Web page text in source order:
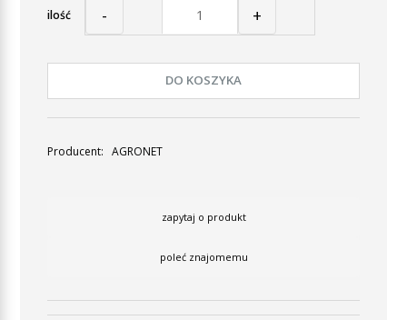
ilość - +
DO KOSZYKA
Producent: AGRONET
zapytaj o produkt
poleć znajomemu